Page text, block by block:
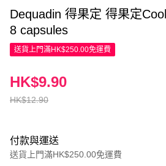
Dequadin 得果定 得果定
8 capsules
送貨上門滿HK$250.00免運費
HK$12.90
HK$9.90
付款與運送
送貨上門滿HK$250.00免運費